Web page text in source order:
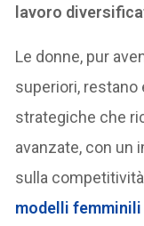
lavoro
Le donne, pur
superiori,
strategiche che
avanzate, con un
sulla
modelli